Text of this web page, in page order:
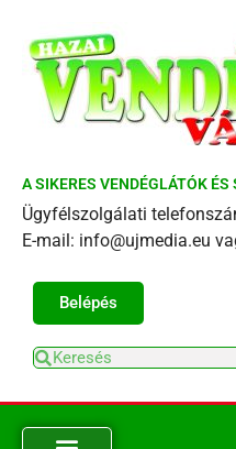
A SIKERES VENDÉGLÁTÓK
Ügyfélszolgálati
E-mail: info@ujmedia.eu
Belépés